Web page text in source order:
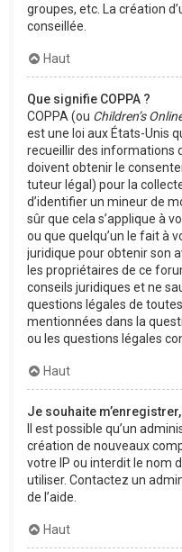
groupes, etc. La création
conseillée.
Haut
Que signifie COPPA ?
COPPA (ou Children’s
est une loi aux États-Unis
recueillir des informations
doivent obtenir le
tuteur légal) pour la
d’identifier un mineur de
sûr que cela s’applique à
ou que quelqu’un le fait à
juridique pour obtenir son
les propriétaires de ce
conseils juridiques et ne
questions légales de
mentionnées dans la
ou les questions légales
Haut
Je souhaite
Il est possible qu’un
création de nouveaux
votre IP ou interdit le nom
utiliser. Contactez un
de l’aide.
Haut